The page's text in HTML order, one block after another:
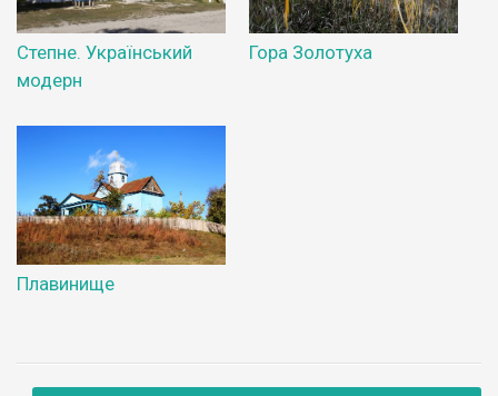
Степне. Український
модерн
Гора Золотуха
Плавинище